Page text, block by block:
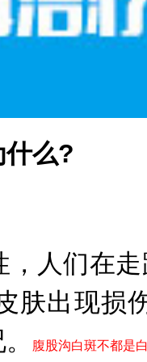
么?
们在走
肤出现损
腹股沟白斑不都是